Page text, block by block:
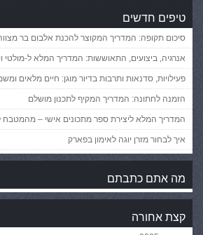
טיפים חדשים
סיכום תקופה: המדריך המקוצר להכנת אלבום בר
אנרגיה, ביצועים, התאוששות: המדריך המלא ל-מולטי
פעילויות, סדנאות ותרבות בדיור מוגן: חיים מלאים
הזמנה לחתונה: המדריך המקיף לתכנון מושלם
המדריך המלא ליצירת ספר מתכונים אישי –
איך לבחור מזרן יוגה לאימון בפארק
מה אתם כתבתם
קצת אחורה